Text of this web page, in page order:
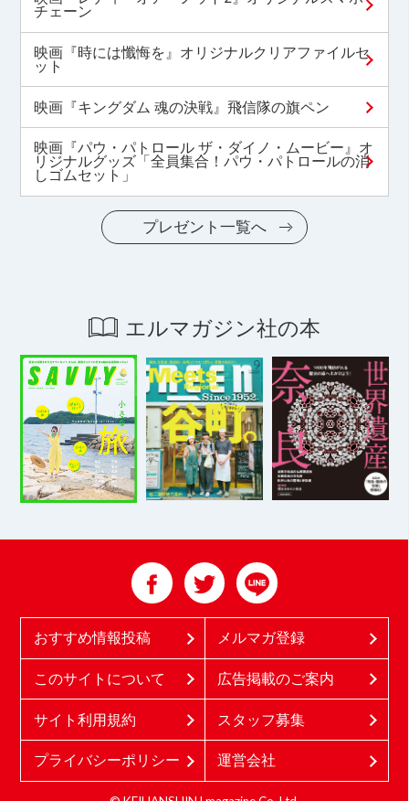
チェーン
映画『時には懺悔を』オリジナルクリアファイルセ
ット
映画『キングダム 魂の決戦』飛信隊の旗ペン
映画『パウ・パトロール ザ・ダイノ・ムービー』オ
リジナルグッズ「全員集合！パウ・パトロールの消
しゴムセット」
プレゼント一覧へ
エルマガジン社の本
おすすめ情報投稿 メルマガ登録
このサイトについて 広告掲載のご案内
サイト利用規約 スタッフ募集
プライバシーポリシー 運営会社